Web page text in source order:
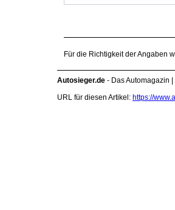
Für die Richtigkeit der Angaben
Autosieger.de - Das Automagazin |
URL für diesen Artikel: https://